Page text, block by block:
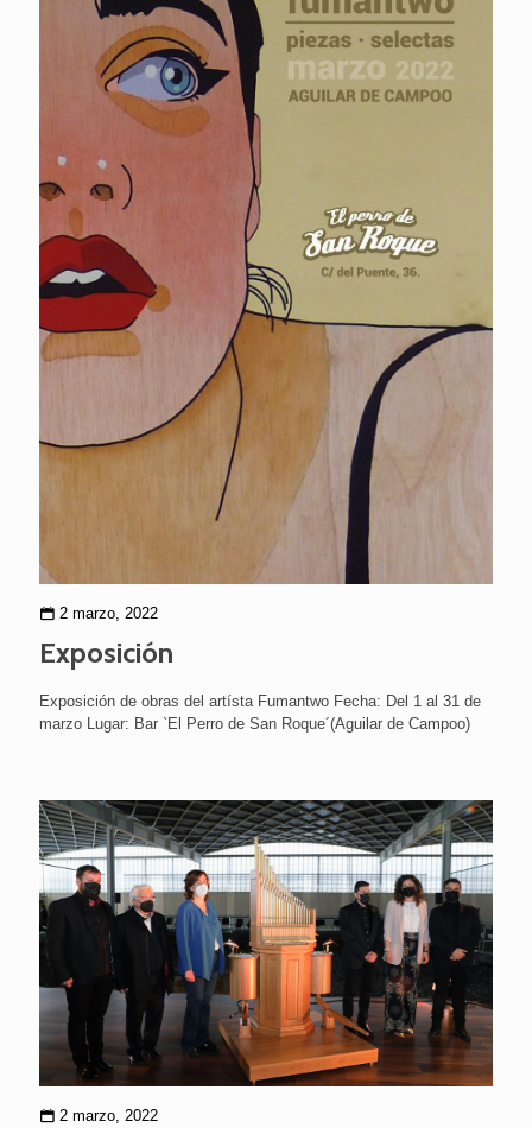
2 marzo, 2022
Exposición
Exposición de obras del artísta Fumantwo Fecha: Del 1 al 31 de
marzo Lugar: Bar `El Perro de San Roque´(Aguilar de Campoo)
2 marzo, 2022